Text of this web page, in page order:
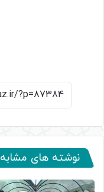
نوشته های مشابه